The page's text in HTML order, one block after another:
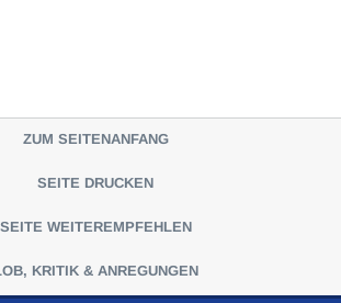
ZUM SEITENANFANG
SEITE DRUCKEN
SEITE WEITEREMPFEHLEN
KRITIK & ANREGUNGEN